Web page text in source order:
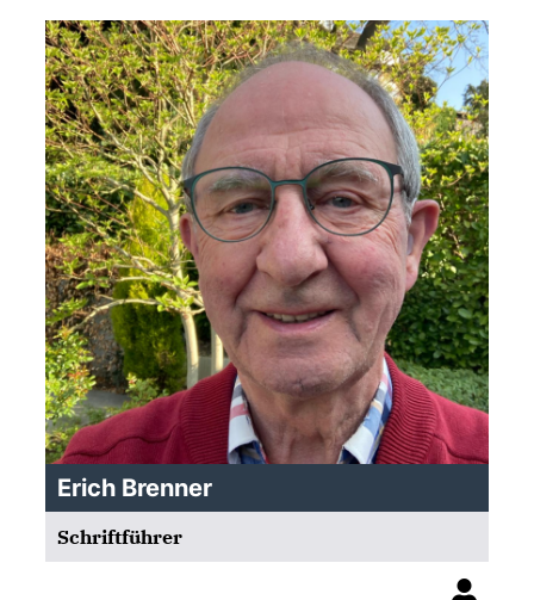
Erich Brenner
Schriftführer